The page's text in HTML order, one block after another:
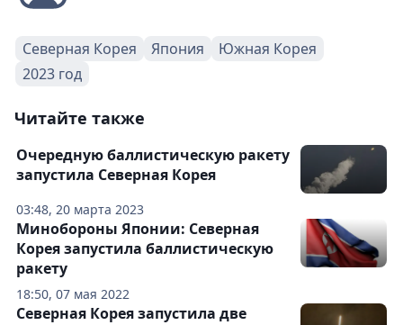
Северная Корея Япония
Южная Корея
2023 год
Читайте также
03:48, 20 марта 2023
Очередную баллистическую ракету
запустила Северная Корея
18:50, 07 мая 2022
Минобороны Японии: Северная
Корея запустила баллистическую
ракету
Северная Корея запустила две